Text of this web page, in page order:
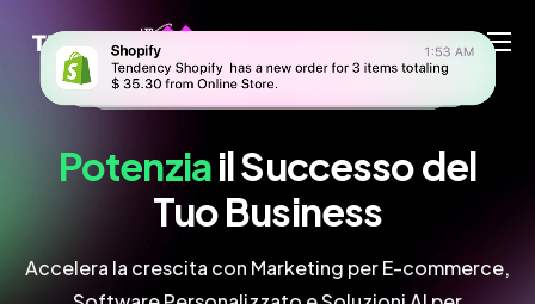
Home
China Team
IT
Potenziail Successodel
Tuo Business
Accelera la crescita con Marketing per E-commerce,